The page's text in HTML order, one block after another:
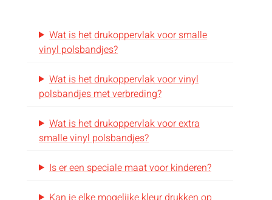
Wat is het drukoppervlak voor smalle
vinyl polsbandjes?
Wat is het drukoppervlak voor vinyl
polsbandjes met verbreding?
Wat is het drukoppervlak voor extra
smalle vinyl polsbandjes?
Is er een speciale maat voor kinderen?